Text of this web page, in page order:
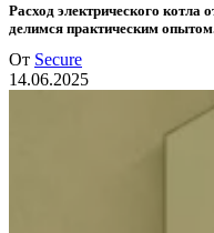
Расход электрического
делимся практическим
От Secure
14.06.2025